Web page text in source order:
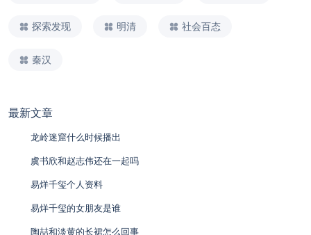
探索发现 明清 社会百态
秦汉
最新文章
龙岭迷窟什么时候播出
虞书欣和赵志伟还在一起吗
易烊千玺个人资料
易烊千玺的女朋友是谁
陶喆和淡黄的长裙怎么回事